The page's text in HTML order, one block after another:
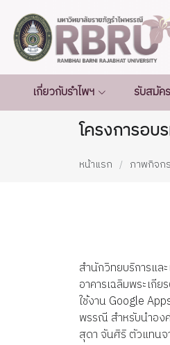
เกี่ยวกับรำไพฯ รับสมัค
โครงการอบ
หน้าแรก ภาพกิจก
สำนักวิทยบริการแล
อาคารเฉลิมพระเกี
ใช้งาน Google
พรรณี สำหรับนำอง
สุดา จันศิริ ตัวแทนจ